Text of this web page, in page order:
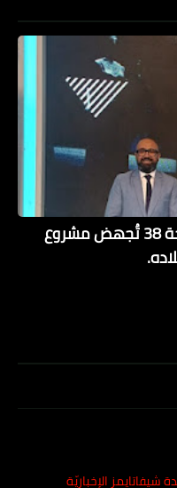
د. نادر الصيرفي وبيتر النجار: لائحة 38 تُجهض مشروع
شيفاتايمز الإخباريّة